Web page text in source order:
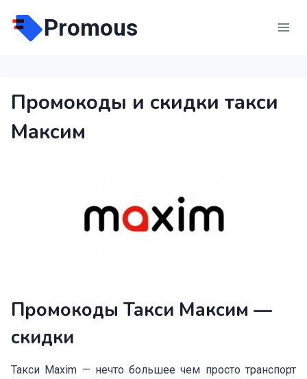
содержимому
Promous
Промокоды и скидки такси
Максим
Промокоды Такси Максим —
скидки
Такси Maxim — нечто большее чем просто транспорт